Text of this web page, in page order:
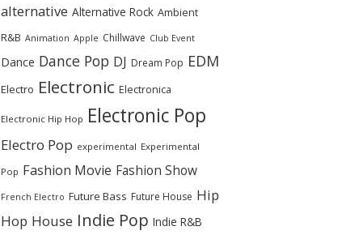
alternative Alternative Rock Ambient
R&B Animation Apple Chillwave Club Event
Dance Dance Pop DJ Dream Pop EDM
Electro Electronic Electronica
Electronic Hip Hop Electronic Pop
Electro Pop experimental Experimental
Pop Fashion Movie Fashion Show
French Electro Future Bass Future House Hip
Hop House Indie Pop Indie R&B